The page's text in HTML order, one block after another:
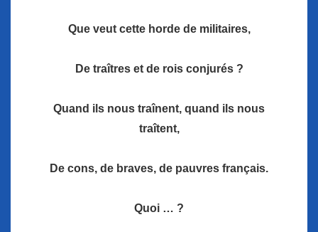
Que veut cette horde de militaires,
De traîtres et de rois conjurés ?
Quand ils nous traînent, quand ils nous
traîtent,
De cons, de braves, de pauvres français.
Quoi … ?